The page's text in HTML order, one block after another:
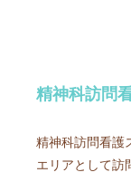
精神科訪問
精神科訪問看護
エリアとして訪